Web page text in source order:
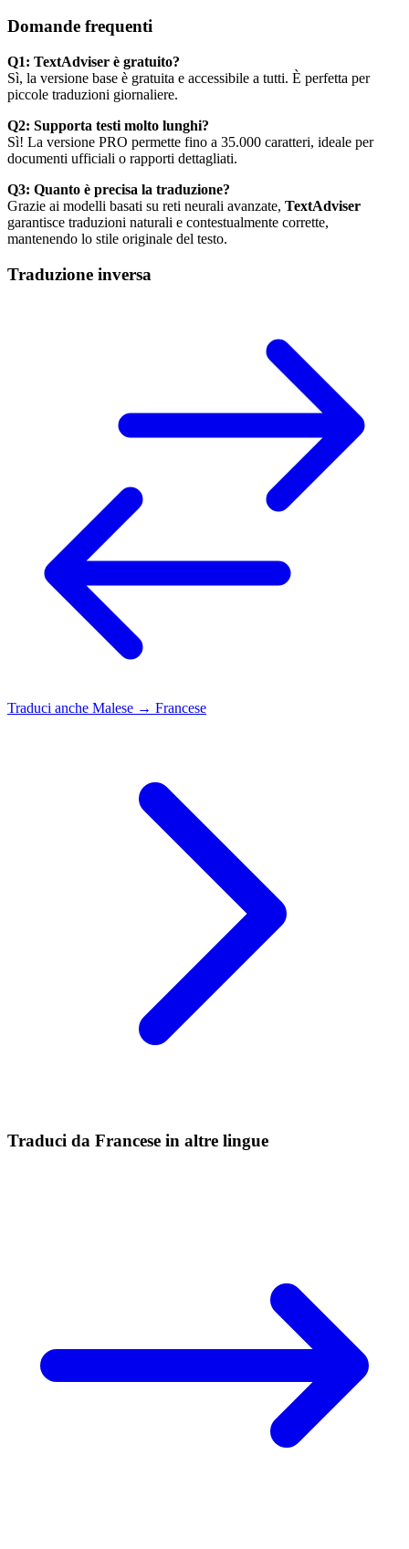
Domande frequenti
Q1: TextAdviser è gratuito?
Sì, la versione base è gratuita e accessibile a tutti. È perfetta per
piccole traduzioni giornaliere.
Q2: Supporta testi molto lunghi?
Sì! La versione PRO permette fino a 35.000 caratteri, ideale per
documenti ufficiali o rapporti dettagliati.
Q3: Quanto è precisa la traduzione?
Grazie ai modelli basati su reti neurali avanzate, TextAdviser
garantisce traduzioni naturali e contestualmente corrette,
mantenendo lo stile originale del testo.
Traduzione inversa
Traduci anche Malese → Francese
Traduci da Francese in altre lingue